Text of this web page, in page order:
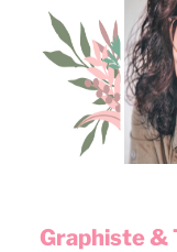
Graphiste &